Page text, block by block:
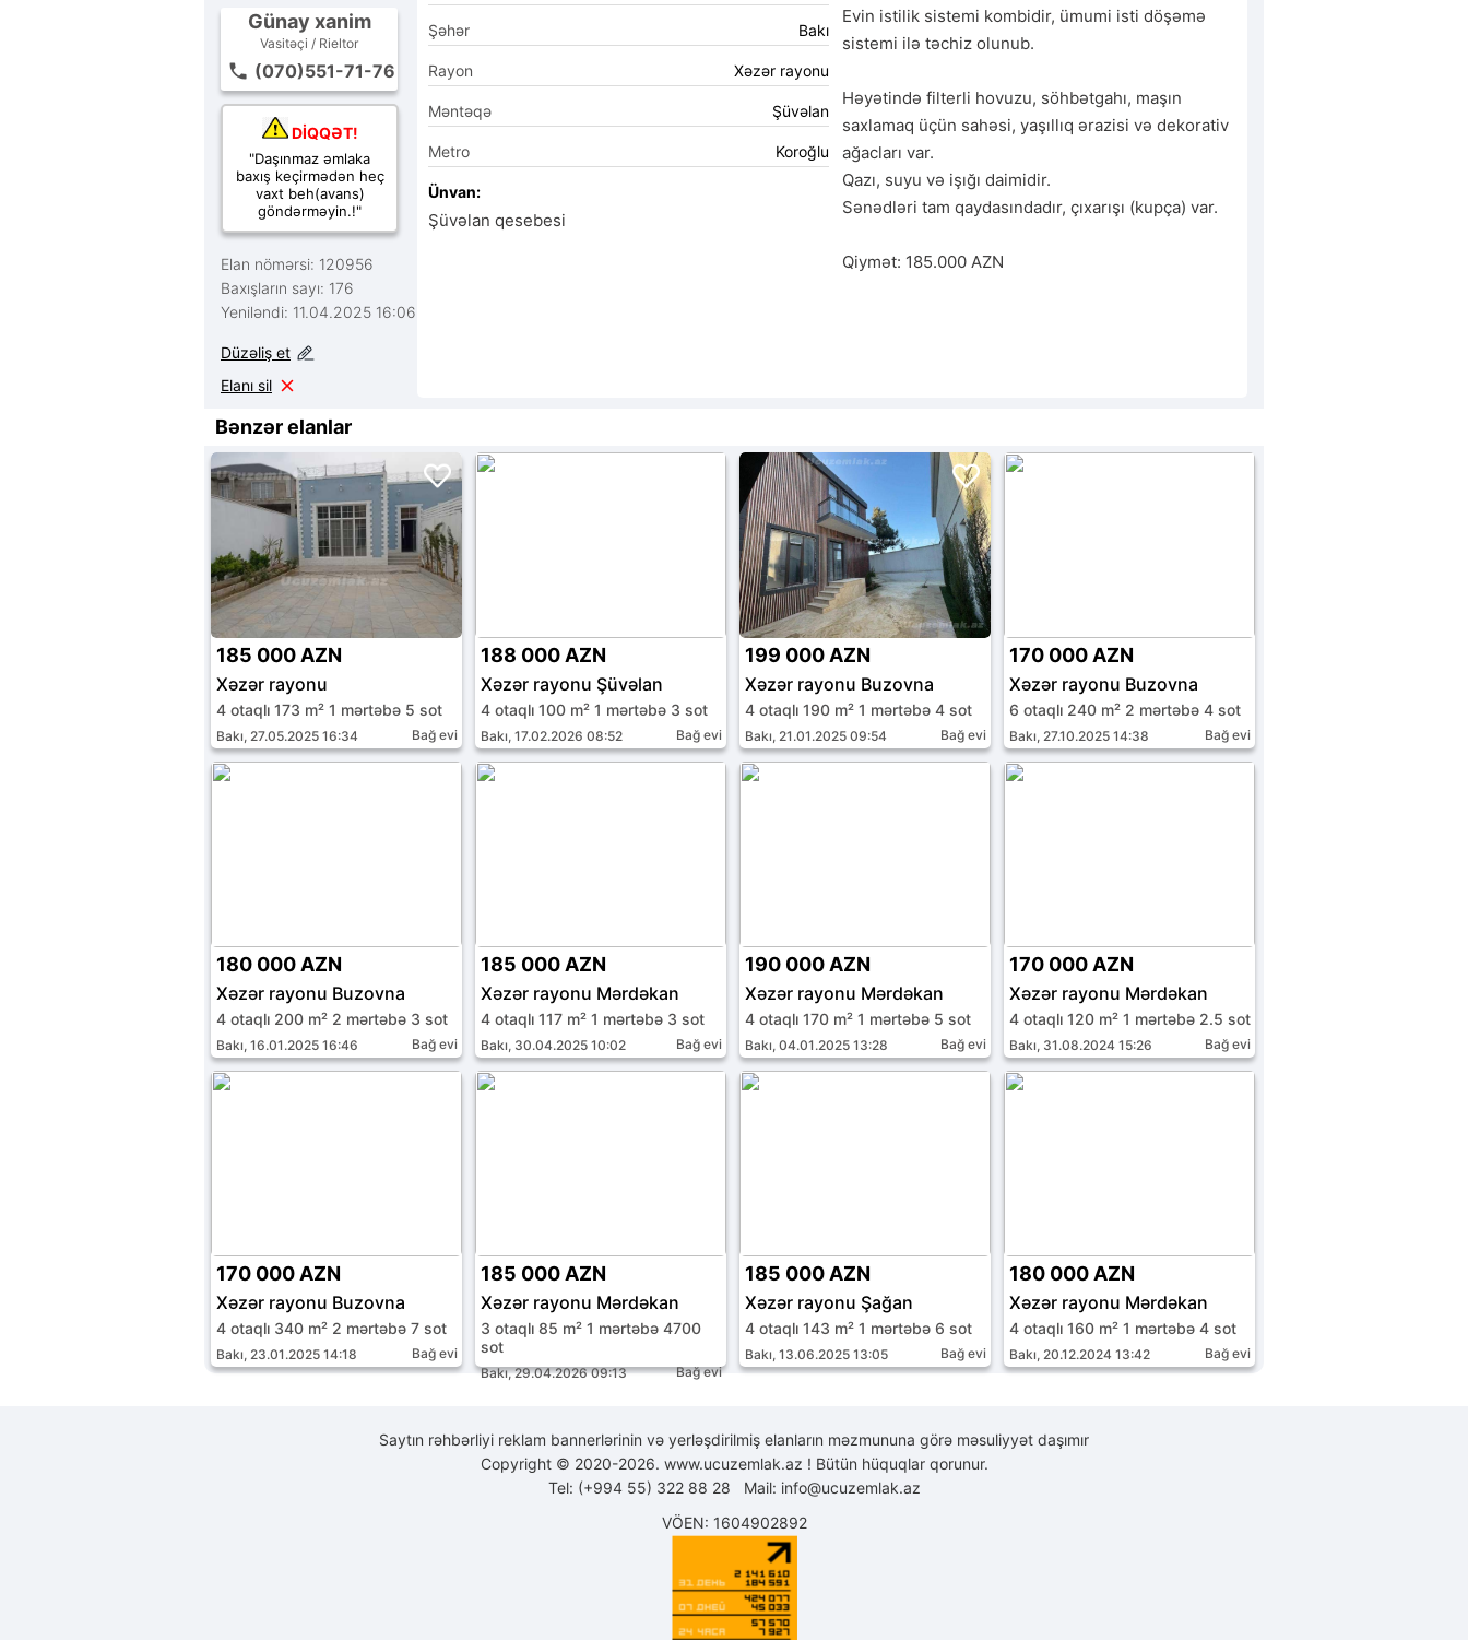
Günay xanim
Vasitəçi / Rieltor
(070)551-71-76
DİQQƏT!
"Daşınmaz əmlaka
baxış keçirmədən heç
vaxt beh(avans)
göndərməyin.!"
Elan nömərsi: 120956
Baxışların sayı: 176
Yeniləndi: 11.04.2025 16:06
Düzəliş et
Elanı sil
Şəhər Bakı
Rayon Xəzər rayonu
Məntəqə Şüvəlan
Metro Koroğlu
Ünvan:
Şüvəlan qesebesi
Evin istilik sistemi kombidir, ümumi isti döşəmə
sistemi ilə təchiz olunub.
Həyətində filterli hovuzu, söhbətgahı, maşın
saxlamaq üçün sahəsi, yaşıllıq ərazisi və dekorativ
ağacları var.
Qazı, suyu və işığı daimidir.
Sənədləri tam qaydasındadır, çıxarışı (kupça) var.
Qiymət: 185.000 AZN
Bənzər elanlar
185 000 AZN
Xəzər rayonu
4 otaqlı 173 m² 1 mərtəbə 5 sot
Bakı, 27.05.2025 16:34 Bağ evi
188 000 AZN
Xəzər rayonu Şüvəlan
4 otaqlı 100 m² 1 mərtəbə 3 sot
Bakı, 17.02.2026 08:52 Bağ evi
199 000 AZN
Xəzər rayonu Buzovna
4 otaqlı 190 m² 1 mərtəbə 4 sot
Bakı, 21.01.2025 09:54 Bağ evi
170 000 AZN
Xəzər rayonu Buzovna
6 otaqlı 240 m² 2 mərtəbə 4 sot
Bakı, 27.10.2025 14:38 Bağ evi
180 000 AZN
Xəzər rayonu Buzovna
4 otaqlı 200 m² 2 mərtəbə 3 sot
Bakı, 16.01.2025 16:46 Bağ evi
185 000 AZN
Xəzər rayonu Mərdəkan
4 otaqlı 117 m² 1 mərtəbə 3 sot
Bakı, 30.04.2025 10:02 Bağ evi
190 000 AZN
Xəzər rayonu Mərdəkan
4 otaqlı 170 m² 1 mərtəbə 5 sot
Bakı, 04.01.2025 13:28 Bağ evi
170 000 AZN
Xəzər rayonu Mərdəkan
4 otaqlı 120 m² 1 mərtəbə 2.5 sot
Bakı, 31.08.2024 15:26 Bağ evi
170 000 AZN
Xəzər rayonu Buzovna
4 otaqlı 340 m² 2 mərtəbə 7 sot
Bakı, 23.01.2025 14:18 Bağ evi
185 000 AZN
Xəzər rayonu Mərdəkan
3 otaqlı 85 m² 1 mərtəbə 4700
sot
Bakı, 29.04.2026 09:13 Bağ evi
185 000 AZN
Xəzər rayonu Şağan
4 otaqlı 143 m² 1 mərtəbə 6 sot
Bakı, 13.06.2025 13:05 Bağ evi
180 000 AZN
Xəzər rayonu Mərdəkan
4 otaqlı 160 m² 1 mərtəbə 4 sot
Bakı, 20.12.2024 13:42 Bağ evi
Saytın rəhbərliyi reklam bannerlərinin və yerləşdirilmiş elanların məzmununa görə məsuliyyət daşımır
Copyright © 2020-2026. www.ucuzemlak.az ! Bütün hüquqlar qorunur.
Tel: (+994 55) 322 88 28 Mail: info@ucuzemlak.az
VÖEN: 1604902892